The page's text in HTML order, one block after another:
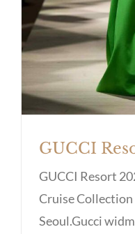
GUCCI
GUCCI Resort
Cruise Collection
Seoul.Gucci